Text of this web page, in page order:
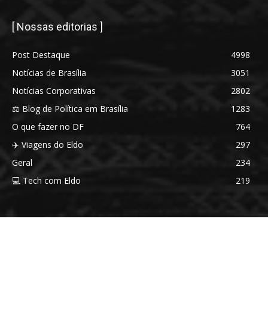
[ Nossas editorias ]
Post Destaque
4998
Notícias de Brasília
3051
Notícias Corporativas
2802
⚖️ Blog de Política em Brasília
1283
O que fazer no DF
764
✈️ Viagens do Eldo
297
Geral
234
💻 Tech com Eldo
219